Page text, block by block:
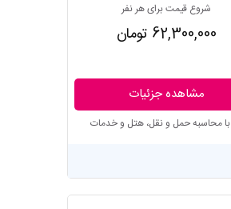
شروع قیمت برای هر نفر
62,300,000 تومان
مشاهده جزئیات
با محاسبه حمل و نقل، هتل و خدمات